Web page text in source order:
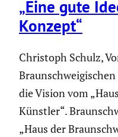
„Eine gute
Konzept“
Christoph Schulz,
die Vision vom
Künstler“.
„Haus der